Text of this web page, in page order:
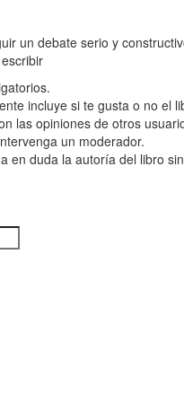
un debate serio y
incluye si te gusta o no el
las opiniones de otros
un moderador.
en duda la autoría del libro